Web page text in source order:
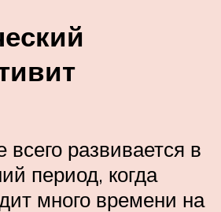
развивается в
период, когда
много времени на